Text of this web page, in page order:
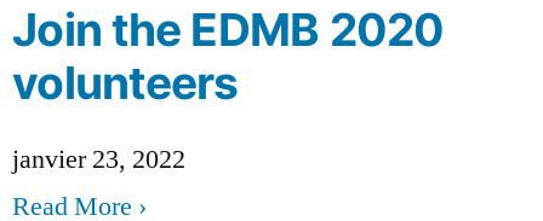
Join the EDMB 2020
volunteers
janvier 23, 2022
Read More ›